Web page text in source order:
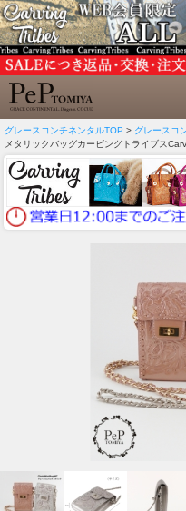
グレースコンチネンタルTOP > グレースコ
メタリックバッグカービングトライブス